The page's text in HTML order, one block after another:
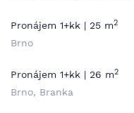
Pronájem 1+kk | 25 m2
Brno
Pronájem 1+kk | 26 m2
Brno, Branka